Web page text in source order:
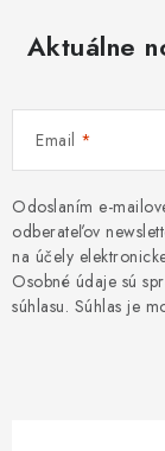
Aktuálne
Email
Odoslaním e-
odberateľov
na účely
Osobné údaje sú
súhlasu. Súhlas je